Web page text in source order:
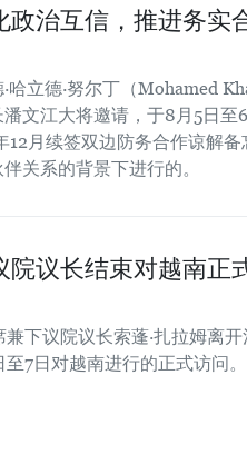
政治互信，推进务实
哈立德·努尔丁（Mohamed
文江大将邀请，于8月5日至
月续签双边防务合作谅解
关系的背景下进行的。
院议长结束对越南正
下议院议长索蓬·扎拉姆离
7日对越南进行的正式访问。